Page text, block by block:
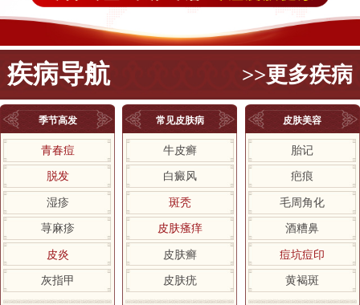
疾病导航 >>更多疾病
季节高发
青春痘
脱发
湿疹
荨麻疹
皮炎
灰指甲
常见皮肤病
牛皮癣
白癜风
斑秃
皮肤瘙痒
皮肤癣
皮肤疣
皮肤美容
胎记
疤痕
毛周角化
酒糟鼻
痘坑痘印
黄褐斑